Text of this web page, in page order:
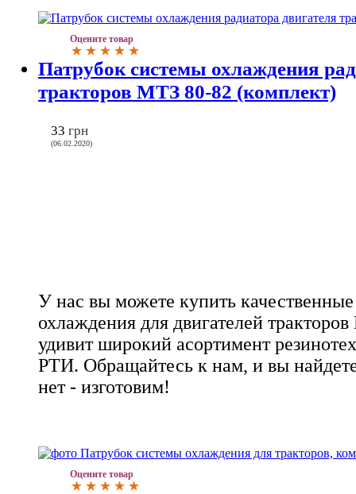
Оцените товар
Патрубок системы охлаждения
тракторов МТЗ 80-82 (комплект)
33 грн
(06.02.2020)
У нас вы можете купить
охлаждения для двигателей
удивит широкий асортимент
РТИ. Обращайтесь к нам, и вы
нет - изготовим!
Оцените товар